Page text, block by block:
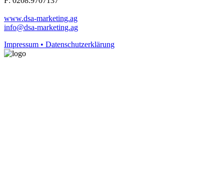
www.dsa-marketing.ag
info@dsa-marketing.ag
Impressum • Datenschutzerklärung